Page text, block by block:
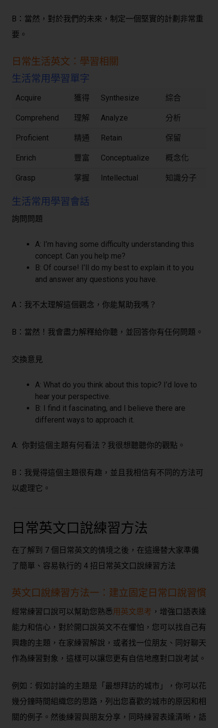
B：當然，對於我們的未來，制定一個堅實的計劃非常重
要。
日常生活英文：學習相關
生活常用學習單字
Acquire 獲得 Synthesize 綜合
Comprehend 理解 Analyze 分析
Proficient 精通 Retain 保留
Enrich 豐富 Conceptualize 概念化
Grasp 掌握 Intellectual 知識分子
生活常用學習會話
詢問問題
A: I’m having some difficulty understanding this
concept. Can you help me?
B: Of course! I’ll do my best to explain it to you
and answer any questions you have.
A：我不太理解這個觀念，你能幫助我嗎？
B：當然！我會盡力解釋給你聽，並回答你有任何問題。
交換意見
A: What do you think about this topic? I’d love to
hear your perspective.
B: I find it fascinating, and I believe there are
different ways to approach it.
A: 你對這個主題有何看法？我很想聽聽你的觀點。
B：我覺得這個主題很有趣，並且我相信有不同的方法可
以處理它。
日常英文口說練習方法
在了解到 7 個日常英文的情境之後，在這邊替大家準備
了簡單、容易執行的 4 招日常英文口說練習方法
英文口說練習方法一：建立固定日常口說習慣
經常練習口說可以幫助您熟悉 用英文思考 ，增強口語表達
能力和信心，對於開口說英文不在懼怕，您可以找自己有
興趣的主題，在家練習解說，或者找一位朋友、同好聊天
作為練習對象，這樣可以讓您更有自信地應對口說考試。
例如：假如討論的主題是「最想拜訪的城市」，你可以花
幾分鐘時間組織您的思路，列出您喜歡的城市的原因和相
關的例子。然後練習與朋友分享，同時練習表達清晰，語